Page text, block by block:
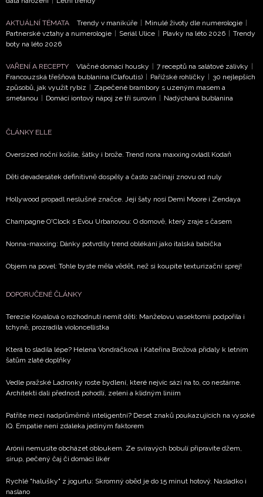
NEWSLETTER
Přihlášením k newsletteru souhlasíte sObchodními
podmínkami společnosti BurdaMedia Extra s.r.o.
potvrzujete, že jste se seznámili se Zásadami
Vašimi údaji pracovat zejména k organizaci a
informace od našich partnerů? Pokud souhlasíte se
soukromí BurdaMedia Extra s.r.o. , zaškrtněte toto pole.
AKTUÁLNÍ TÉMATA Trendy v manikúře | Minulé životy dle numerologie |
Partnerské vztahy a numerologie | Seriál Ulice | Plavky na léto 2026 | Trendy
boty na léto 2026
VAŘENÍ A RECEPTY Vláčné domácí housky | 7 receptů na salátové zálivky |
Francouzská třešňová bublanina (Clafoutis) | Pařížské rohlíčky | 30 nejlepších
způsobů, jak využít rybíz | Zapečené brambory s uzeným masem a
smetanou | Domácí iontový nápoj ze tří surovin | Nadýchaná bublanina
ČLÁNKY ELLE
Oversized noční košile, šátky i brože. Trend nona maxxing ovládl Kodaň
Děti devadesátek definitivně dospěly a často začínají znovu od nuly
Hollywood propadl neslušné značce. Její šaty nosí Demi Moore i Zendaya
Champagne O'Clock s Evou Urbanovou: O domově, který zraje s časem
Nonna-maxxing: Dánky potvrdily trend oblékání jako italská babička
Objem na povel: Tohle byste měla vědět, než si koupíte texturizační sprej!
DOPORUČENÉ ČLÁNKY
Terezie Kovalová o rozhodnutí nemít děti: Manželovu vasektomii podpořila i
tchyně, prozradila violoncellistka
Která to sladila lépe? Helena Vondráčková i Kateřina Brožová přidaly k letním
šatům zlaté doplňky
Vedle pražské Ladronky roste bydlení, které nejvíc sází na to, co nestárne.
Architekti dali přednost pohodlí, zeleni a klidným liniím
Patříte mezi nadprůměrně inteligentní? Deset znaků poukazujících na vysoké
IQ. Empatie není zdaleka jediným faktorem
Arónii nemusíte obcházet obloukem. Ze svíravých bobulí připravíte džem,
sirup, pečený čaj či domácí likér
Rychlé "halušky" z jogurtu: Skromný oběd je do 15 minut hotový. Nasladko i
naslano